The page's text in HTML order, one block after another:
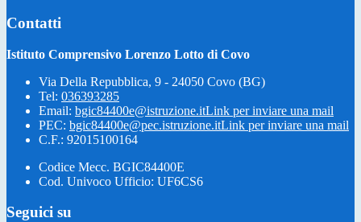
Contatti
Istituto Comprensivo Lorenzo Lotto di Covo
Via Della Repubblica, 9 - 24050 Covo (BG)
Tel: 036393285
Email: bgic84400e@istruzione.itLink per inviare una mail
PEC: bgic84400e@pec.istruzione.itLink per inviare una mail
C.F.: 92015100164
Codice Mecc. BGIC84400E
Cod. Univoco Ufficio: UF6CS6
Seguici su